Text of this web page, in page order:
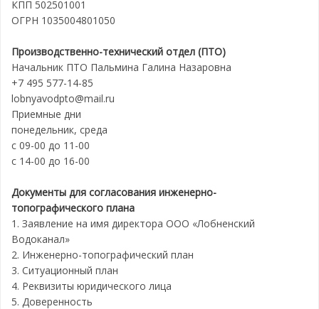
КПП 502501001
ОГРН 1035004801050
Производственно-технический отдел (ПТО)
Начальник ПТО Пальмина Галина Назаровна
+7 495 577-14-85
lobnyavodpto@mail.ru
Приемные дни
понедельник, среда
с 09-00 до 11-00
с 14-00 до 16-00
Документы для согласования инженерно-
топографического плана
1. Заявление на имя директора ООО «Лобненский
Водоканал»
2. Инженерно-топографический план
3. Ситуационный план
4. Реквизиты юридического лица
5. Доверенность